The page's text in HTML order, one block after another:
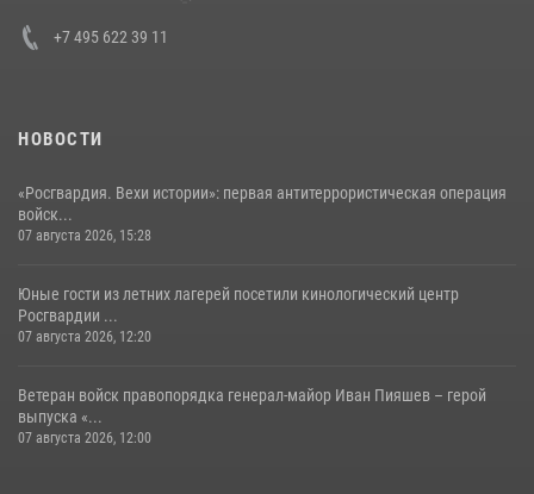
+7 495 622 39 11
НОВОСТИ
«Росгвардия. Вехи истории»: первая антитеррористическая операция
войск...
07 августа 2026, 15:28
Юные гости из летних лагерей посетили кинологический центр
Росгвардии ...
07 августа 2026, 12:20
Ветеран войск правопорядка генерал-майор Иван Пияшев – герой
выпуска «...
07 августа 2026, 12:00